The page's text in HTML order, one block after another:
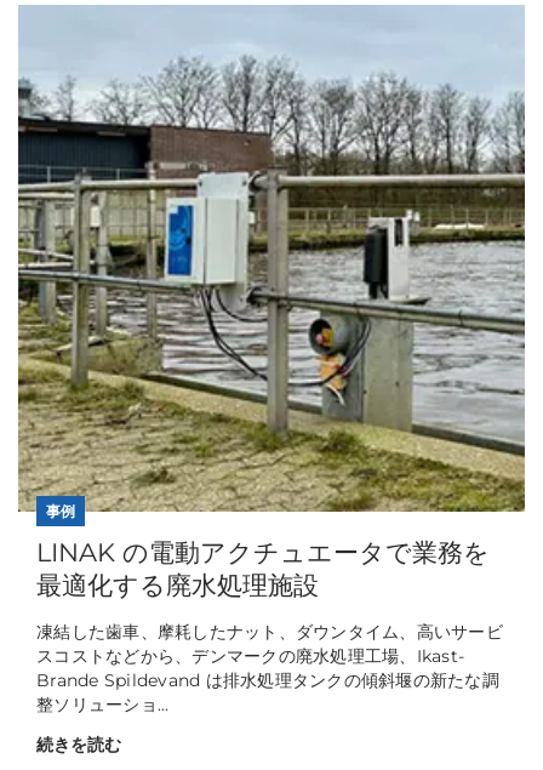
事例
LINAK の電動アクチュエータで業務を
最適化する廃水処理施設
凍結した歯車、摩耗したナット、ダウンタイム、高いサービ
スコストなどから、デンマークの廃水処理工場、Ikast-
Brande Spildevand は排水処理タンクの傾斜堰の新たな調
整ソリューショ...
続きを読む